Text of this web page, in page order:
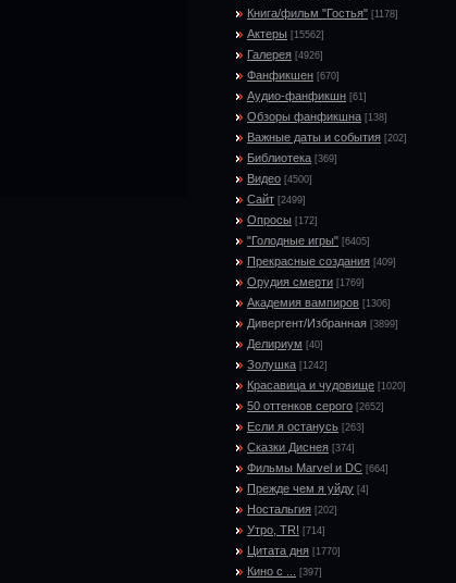
Книга/фильм "Гостья" [1178]
Актеры [15562]
Галерея [4926]
Фанфикшен [670]
Аудио-фанфикшн [61]
Обзоры фанфикшна [138]
Важные даты и события [202]
Библиотека [369]
Видео [4500]
Сайт [2499]
Опросы [172]
"Голодные игры" [6405]
Прекрасные создания [409]
Орудия смерти [1769]
Академия вампиров [1306]
Дивергент/Избранная [3899]
Делириум [40]
Золушка [1242]
Красавица и чудовище [1020]
50 оттенков серого [2652]
Если я останусь [263]
Сказки Диснея [374]
Фильмы Marvel и DC [664]
Прежде чем я уйду [4]
Ностальгия [202]
Утро, TR! [714]
Цитата дня [1770]
Кино с ... [397]